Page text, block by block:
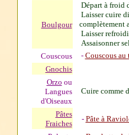
Boulgour
Départ à froid
Laisser cuire
complètement
Laisser
Assaisonner
Couscous
- Couscous au
Gnochis
Orzo ou
Langues
d'Oiseaux
Cuire comme
Pâtes
Fraiches
- Pâte à